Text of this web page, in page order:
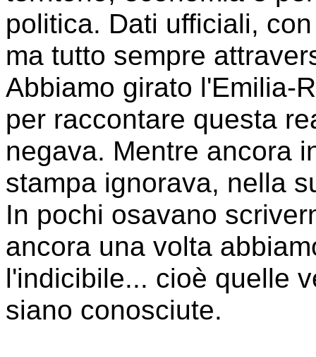
politica. Dati ufficiali,
ma tutto sempre
Abbiamo girato l'Emilia-
per raccontare questa
negava. Mentre ancora
stampa ignorava, nella
In pochi osavano
ancora una volta
l'indicibile... cioè quelle
siano conosciute.